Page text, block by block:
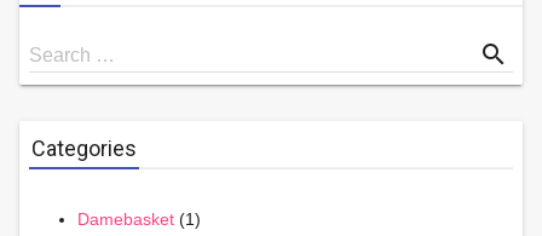
Search
for
Search … search
Categories
Damebasket (1)